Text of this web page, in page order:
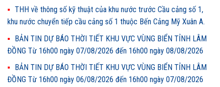
THH về thông số kỹ thuật của khu nước trước Cầu cảng số 1,
khu nước chuyển tiếp cầu cảng số 1 thuộc Bến Cảng Mỹ Xuân A.
BẢN TIN DỰ BÁO THỜI TIẾT KHU VỰC VÙNG BIỂN TỈNH LÂM
ĐỒNG Từ 16h00 ngày 07/08/2026 đến 16h00 ngày 08/08/2026
BẢN TIN DỰ BÁO THỜI TIẾT KHU VỰC VÙNG BIỂN TỈNH LÂM
ĐỒNG Từ 16h00 ngày 06/08/2026 đến 16h00 ngày 07/08/2026